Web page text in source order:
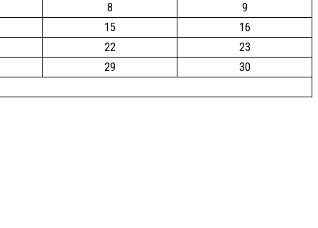
8
9
15
16
22
23
29
30